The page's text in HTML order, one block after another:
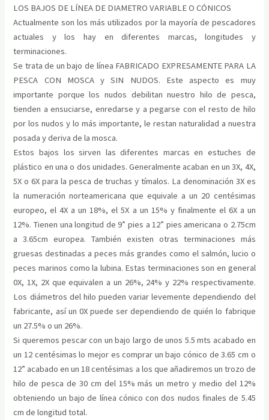
LOS BAJOS DE LÍNEA DE DIAMETRO VARIABLE O CÓNICOS
Actualmente son los más utilizados por la mayoría de pescadores
actuales y los hay en diferentes marcas, longitudes y
terminaciones.
Se trata de un bajo de línea FABRICADO EXPRESAMENTE PARA LA
PESCA CON MOSCA y SIN NUDOS. Este aspecto es muy
importante porque los nudos debilitan nuestro hilo de pesca,
tienden a ensuciarse, enredarse y a pegarse con el resto de hilo
por los nudos y lo más importante, le restan naturalidad a nuestra
posada y deriva de la mosca.
Estos bajos los sirven las diferentes marcas en estuches de
plástico en una o dos unidades. Generalmente acaban en un 3X, 4X,
5X o 6X para la pesca de truchas y tímalos. La denominación 3X es
la numeración norteamericana que equivale a un 20 centésimas
europeo, el 4X a un 18%, el 5X a un 15% y finalmente el 6X a un
12%. Tienen una longitud de 9” pies a 12” pies americana o 2.75cm
a 3.65cm europea. También existen otras terminaciones más
gruesas destinadas a peces más grandes como el salmón, lucio o
peces marinos como la lubina. Estas terminaciones son en general
0X, 1X, 2X que equivalen a un 26%, 24% y 22% respectivamente.
Los diámetros del hilo pueden variar levemente dependiendo del
fabricante, así un 0X puede ser dependiendo de quién lo fabrique
un 27.5% o un 26%.
Si queremos pescar con un bajo largo de unos 5.5 mts acabado en
un 12 centésimas lo mejor es comprar un bajo cónico de 3.65 cm o
12” acabado en un 18 centésimas a los que añadiremos un trozo de
hilo de pesca de 30 cm del 15% más un metro y medio del 12%
obteniendo un bajo de línea cónico con dos nudos finales de 5.45
cm de longitud total.